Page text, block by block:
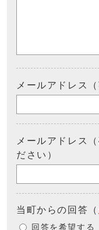
メールアドレス（
メールアドレス
ださい）
当町からの回答 （
回答を希望する